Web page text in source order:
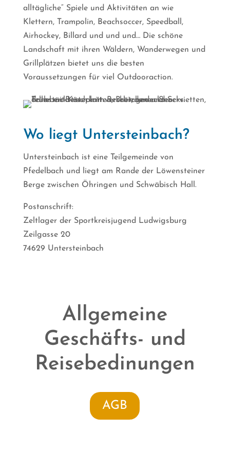
alltägliche“ Spiele und Aktivitäten an wie
Klettern, Trampolin, Beachsoccer, Speedball,
Airhockey, Billard und und und… Die schöne
Landschaft mit ihren Wäldern, Wanderwegen und
Grillplätzen bietet uns die besten
Voraussetzungen für viel Outdooraction.
Wo liegt Untersteinbach?
Untersteinbach ist eine Teilgemeinde von
Pfedelbach und liegt am Rande der Löwensteiner
Berge zwischen Öhringen und Schwäbisch Hall.
Postanschrift:
Zeltlager der Sportkreisjugend Ludwigsburg
Zeilgasse 20
74629 Untersteinbach
Allgemeine
Geschäfts- und
Reisebedinungen
AGB